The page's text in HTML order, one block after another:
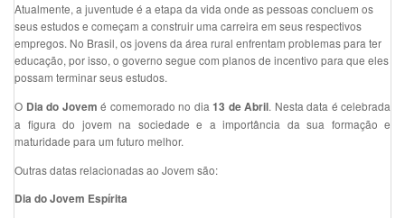
Atualmente, a juventude é a etapa da vida onde as pessoas concluem os
seus estudos e começam a construir uma carreira em seus respectivos
empregos. No Brasil, os jovens da área rural enfrentam problemas para ter
educação, por isso, o governo segue com planos de incentivo para que eles
possam terminar seus estudos.
O Dia do Jovem é comemorado no dia 13 de Abril. Nesta data é celebrada
a figura do jovem na sociedade e a importância da sua formação e
maturidade para um futuro melhor.
Outras datas relacionadas ao Jovem são:
Dia do Jovem Espírita